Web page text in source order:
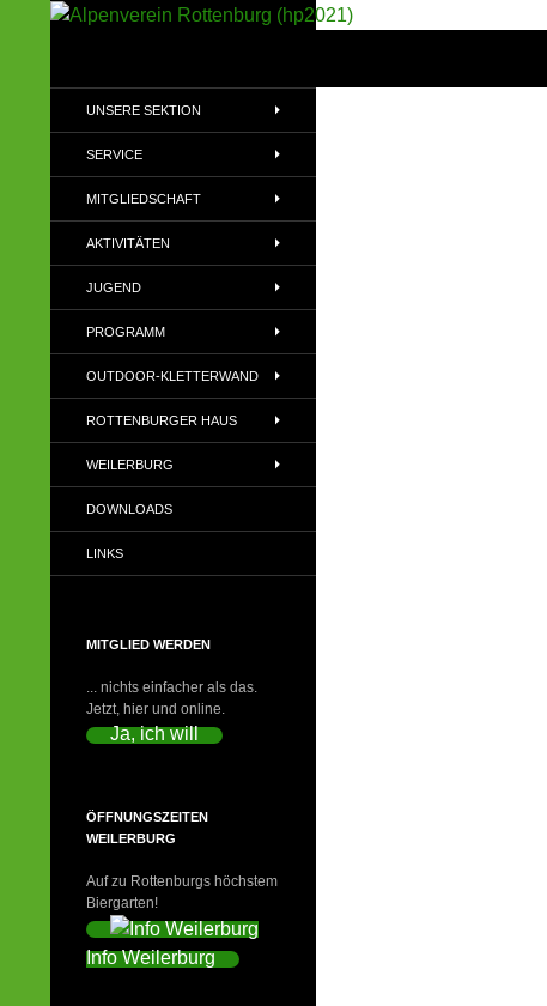
(DAV)
UNSERE SEKTION
SERVICE
MITGLIEDSCHAFT
AKTIVITÄTEN
JUGEND
PROGRAMM
OUTDOOR-KLETTERWAND
ROTTENBURGER HAUS
WEILERBURG
DOWNLOADS
LINKS
MITGLIED WERDEN
... nichts einfacher als das.
Jetzt, hier und online.
Ja, ich will
ÖFFNUNGSZEITEN
WEILERBURG
Auf zu Rottenburgs höchstem
Biergarten!
Info Weilerburg